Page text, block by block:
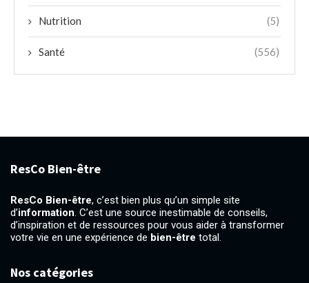
Nutrition (5)
Santé (556)
ResCo Bien-être
ResCo Bien-être, c’est bien plus qu’un simple site
d’information. C’est une source inestimable de conseils,
d’inspiration et de ressources pour vous aider à transformer
votre vie en une expérience de bien-être total.
Nos catégories